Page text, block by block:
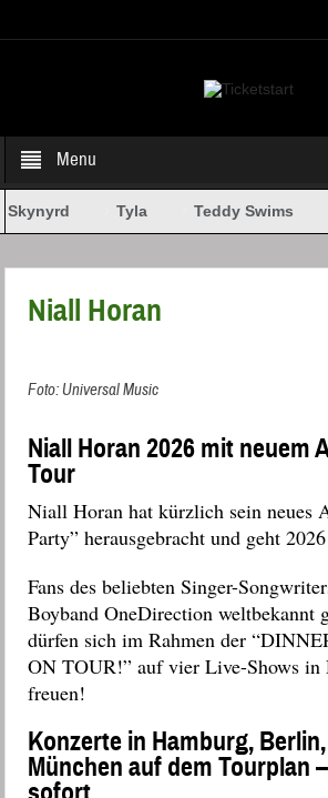
Menu
Tyla Teddy Swims
Niall Horan
Foto: Universal Music
Niall Horan 2026 mit neuem
Tour
Niall Horan hat kürzlich sein neues
Party” herausgebracht und geht
Fans des beliebten Singer-
Boyband OneDirection weltbekannt
dürfen sich im Rahmen der “
ONTOUR!” auf vier Live-Shows in
freuen!
Konzerte in Hamburg,
München auf dem Tourplan